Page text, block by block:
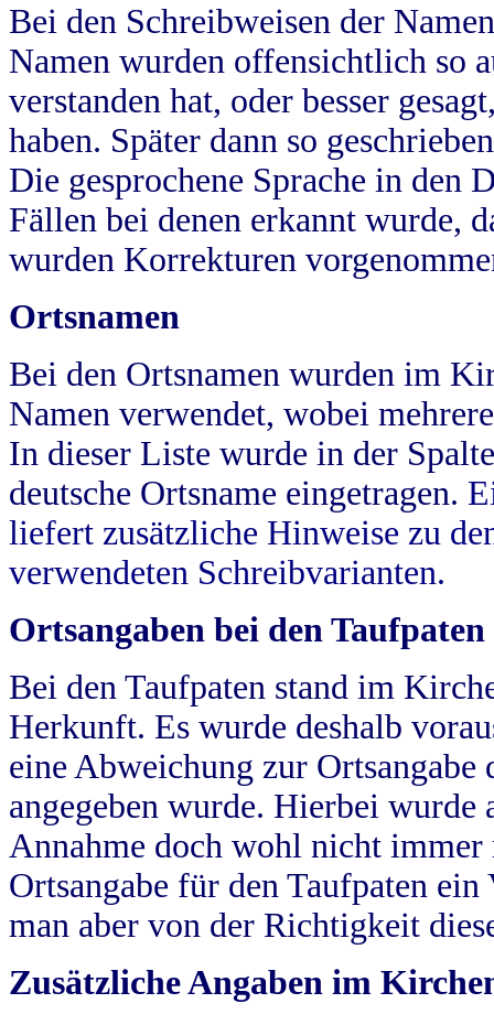
Bei den Schreibweisen der
Namen wurden offensichtlich so
verstanden hat, oder besser
haben. Später dann so
Die gesprochene Sprache in
Fällen bei denen erkannt wurde,
wurden Korrekturen
Ortsnamen
Bei den Ortsnamen wurden im
Namen verwendet, wobei
In dieser Liste wurde in der
deutsche Ortsname eingetragen.
liefert zusätzliche Hinweise zu
verwendeten Schreibvarianten.
Ortsangaben bei den Taufpaten
Bei den Taufpaten stand im
Herkunft. Es wurde deshalb
eine Abweichung zur
angegeben wurde. Hierbei wurde
Annahme doch wohl nicht
Ortsangabe für den Taufpaten
man aber von der Richtigkeit
Zusätzliche Angaben im